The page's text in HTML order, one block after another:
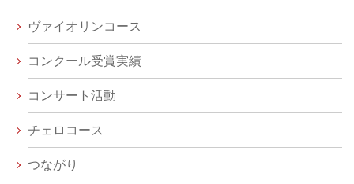
ヴァイオリンコース
コンクール受賞実績
コンサート活動
チェロコース
つながり